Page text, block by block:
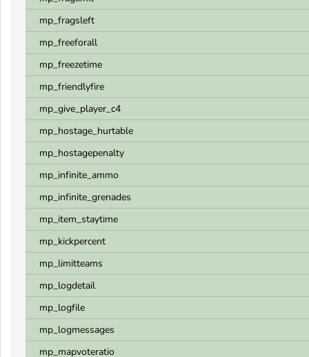
mp_fragsleft
mp_freeforall
mp_freezetime
mp_friendlyfire
mp_give_player_c4
mp_hostage_hurtable
mp_hostagepenalty
mp_infinite_ammo
mp_infinite_grenades
mp_item_staytime
mp_kickpercent
mp_limitteams
mp_logdetail
mp_logfile
mp_logmessages
mp_mapvoteratio